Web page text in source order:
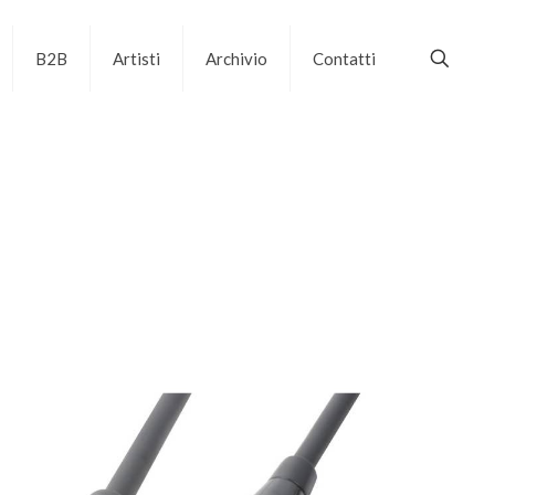
B2B Artisti Archivio Contatti